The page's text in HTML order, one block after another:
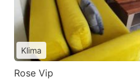
Klima
Rose Vip